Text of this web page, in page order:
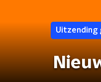
Uitzending